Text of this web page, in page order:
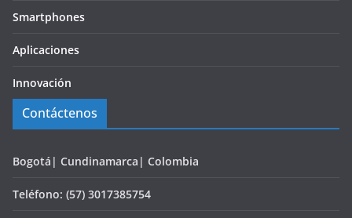
Smartphones
Aplicaciones
Innovación
Contáctenos
Bogotá| Cundinamarca| Colombia
Teléfono: (57) 3017385754